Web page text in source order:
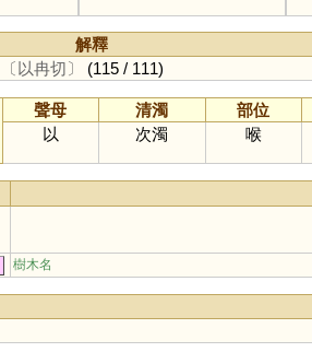
解釋
〔以冉切〕 (115 / 111)
聲母 清濁 部位
以
次濁 喉
樹木名